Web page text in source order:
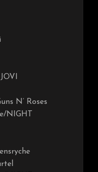
N’ Roses
NIGHT